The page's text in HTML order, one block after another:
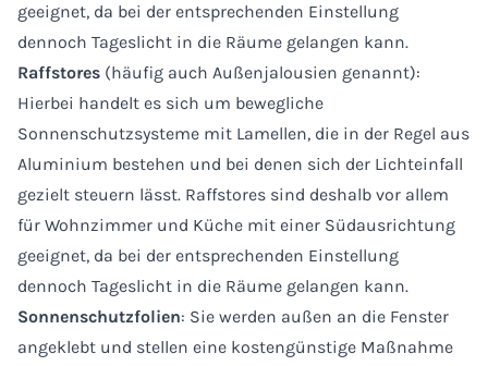
geeignet, da bei der entsprechenden Einstellung
dennoch Tageslicht in die Räume gelangen kann.
Raffstores (häufig auch Außenjalousien genannt):
Hierbei handelt es sich um bewegliche
Sonnenschutzsysteme mit Lamellen, die in der Regel aus
Aluminium bestehen und bei denen sich der Lichteinfall
gezielt steuern lässt. Raffstores sind deshalb vor allem
für Wohnzimmer und Küche mit einer Südausrichtung
geeignet, da bei der entsprechenden Einstellung
dennoch Tageslicht in die Räume gelangen kann.
Sonnenschutzfolien: Sie werden außen an die Fenster
angeklebt und stellen eine kostengünstige Maßnahme